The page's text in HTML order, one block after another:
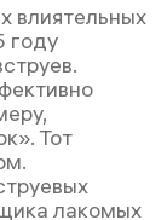
влиятельных
году
Тот
лакомых